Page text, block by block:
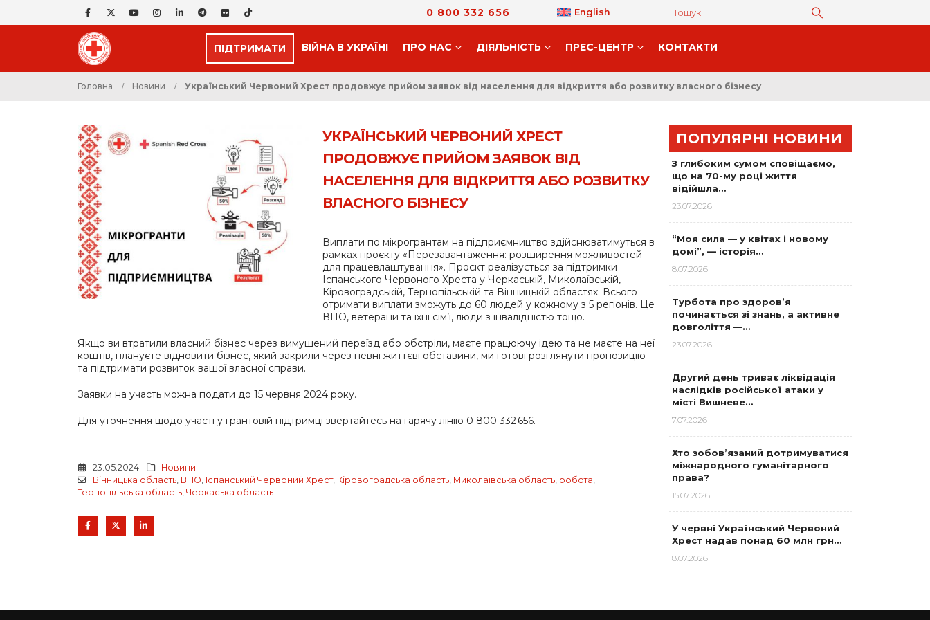
0 800 332 656 English
ПІДТРИМАТИ ВІЙНА В УКРАЇНІ ПРО НАС ДIЯЛЬНIСТЬ ПРЕС-ЦЕНТР КОНТАКТИ
Головна Новини Український Червоний Хрест продовжує прийом заявок від населення для відкриття або розвитку власного бізнесу
УКРАЇНСЬКИЙ ЧЕРВОНИЙ ХРЕСТ
ПРОДОВЖУЄ ПРИЙОМ ЗАЯВОК ВІД
НАСЕЛЕННЯ ДЛЯ ВІДКРИТТЯ АБО РОЗВИТКУ
ВЛАСНОГО БІЗНЕСУ
Виплати по мікрогрантам на підприємництво здійснюватимуться в
рамках проєкту «Перезавантаження: розширення можливостей
для працевлаштування». Проєкт реалізується за підтримки
Іспанського Червоного Хреста у Черкаській, Миколаївській,
Кіровоградській, Тернопільській та Вінницькій областях. Всього
отримати виплати зможуть до 60 людей у кожному з 5 регіонів. Це
ВПО, ветерани та їхні сім’ї, люди з інвалідністю тощо.
Якщо ви втратили власний бізнес через вимушений переїзд або обстріли, маєте працюючу ідею та не маєте на неї
коштів, плануєте відновити бізнес, який закрили через певні життєві обставини, ми готові розглянути пропозицію
та підтримати розвиток вашої власної справи.
Заявки на участь можна подати до 15 червня 2024 року.
Для уточнення щодо участі у грантовій підтримці звертайтесь на гарячу лінію 0 800 332 656.
23.05.2024
Новини
Вінницька область, ВПО, Іспанський Червоний Хрест, Кіровоградська область, Миколаївська область, робота,
Тернопільська область, Черкаська область
ПОПУЛЯРНІ НОВИНИ
З глибоким сумом сповіщаємо,
що на 70-му році життя
відійшла…
23.07.2026
“Моя сила — у квітах і новому
домі”, — історія…
8.07.2026
Турбота про здоров’я
починається зі знань, а активне
довголіття —…
23.07.2026
Другий день триває ліквідація
наслідків російської атаки у
місті Вишневе…
7.07.2026
Хто зобов’язаний дотримуватися
міжнародного гуманітарного
права?
15.07.2026
У червні Український Червоний
Хрест надав понад 60 млн грн…
8.07.2026